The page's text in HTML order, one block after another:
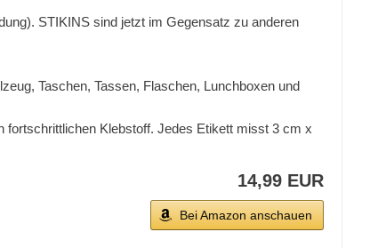
STIKINS sind jetzt im Gegensatz zu anderen
Taschen, Tassen, Flaschen, Lunchboxen und
fortschrittlichen Klebstoff. Jedes Etikett misst 3 cm x
14,99 EUR
Bei Amazon anschauen